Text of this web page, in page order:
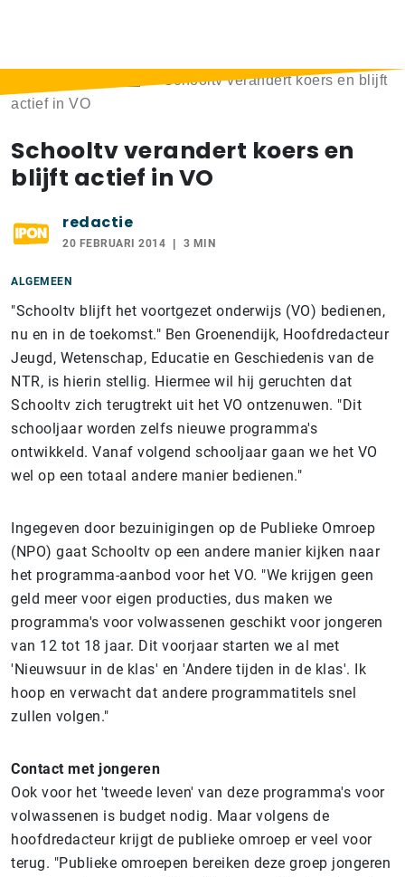
Schooltv verandert koers en blijft
actief in VO
Schooltv verandert koers en
blijft actief in VO
redactie
20 FEBRUARI 2014 3 MIN
ALGEMEEN
"Schooltv blijft het voortgezet onderwijs (VO) bedienen,
nu en in de toekomst." Ben Groenendijk, Hoofdredacteur
Jeugd, Wetenschap, Educatie en Geschiedenis van de
NTR, is hierin stellig. Hiermee wil hij geruchten dat
Schooltv zich terugtrekt uit het VO ontzenuwen. "Dit
schooljaar worden zelfs nieuwe programma's
ontwikkeld. Vanaf volgend schooljaar gaan we het VO
wel op een totaal andere manier bedienen."
Ingegeven door bezuinigingen op de Publieke Omroep
(NPO) gaat Schooltv op een andere manier kijken naar
het programma-aanbod voor het VO. "We krijgen geen
geld meer voor eigen producties, dus maken we
programma's voor volwassenen geschikt voor jongeren
van 12 tot 18 jaar. Dit voorjaar starten we al met
'Nieuwsuur in de klas' en 'Andere tijden in de klas'. Ik
hoop en verwacht dat andere programmatitels snel
zullen volgen."
Contact met jongeren
Ook voor het 'tweede leven' van deze programma's voor
volwassenen is budget nodig. Maar volgens de
hoofdredacteur krijgt de publieke omroep er veel voor
terug. "Publieke omroepen bereiken deze groep jongeren